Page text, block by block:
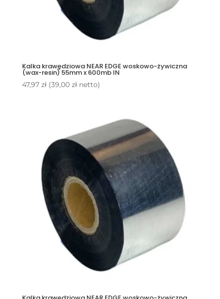
Kalka krawędziowa NEAR EDGE woskowo-żywiczna
(wax-resin) 55mm x 600mb IN
47,97 zł (39,00 złnetto)